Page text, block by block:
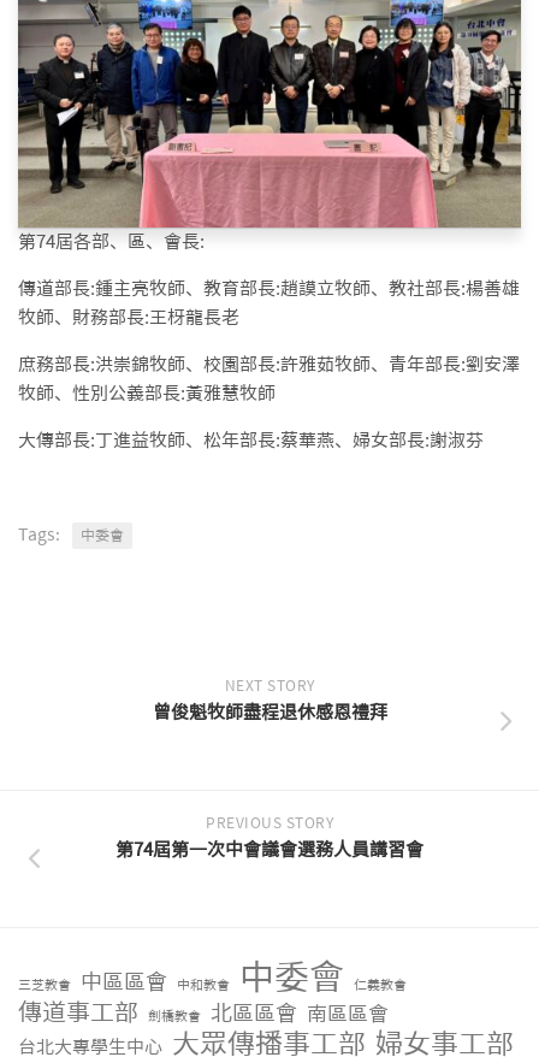
第74屆各部、區、會長:
傳道部長:鍾主亮牧師、教育部長:趙謨立牧師、教社部長:楊善雄
牧師、財務部長:王枒龍長老
庶務部長:洪崇錦牧師、校園部長:許雅茹牧師、青年部長:劉安澤
牧師、性別公義部長:黃雅慧牧師
大傳部長:丁進益牧師、松年部長:蔡華燕、婦女部長:謝淑芬
Tags: 中委會
NEXT STORY
曾俊魁牧師盡程退休感恩禮拜
PREVIOUS STORY
第74屆第一次中會議會選務人員講習會
三芝教會 中區區會 中和教會 中委會 仁義教會
傳道事工部 劍橋教會 北區區會 南區區會
台北大專學生中心 大眾傳播事工部 婦女事工部